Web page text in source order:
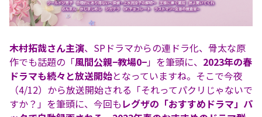
木村拓哉さん主演、SPドラマからの連ドラ化、骨太な原
作でも話題の「風間公親−教場0−」を筆頭に、 2023年の春
ドラマも続々と放送開始となっていますね。そこで今夜
（4/12）から放送開始される「それってパクリじゃないで
すか？」を筆頭に、今回も レグザの「おすすめドラマ」パ